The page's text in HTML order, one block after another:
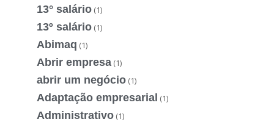
13° salário (1)
13º salário (1)
Abimaq (1)
Abrir empresa (1)
abrir um negócio (1)
Adaptação empresarial (1)
Administrativo (1)